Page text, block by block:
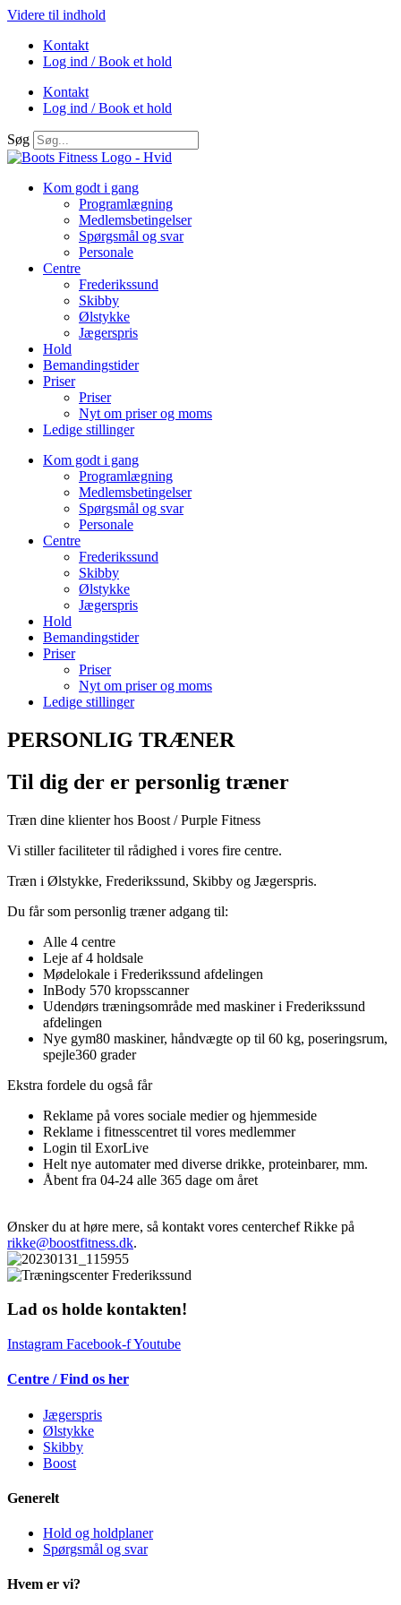
Videre til indhold
Kontakt
Log ind / Book et hold
Kontakt
Log ind / Book et hold
Søg
Kom godt i gang
Programlægning
Medlemsbetingelser
Spørgsmål og svar
Personale
Centre
Frederikssund
Skibby
Ølstykke
Jægerspris
Hold
Bemandingstider
Priser
Priser
Nyt om priser og moms
Ledige stillinger
Kom godt i gang
Programlægning
Medlemsbetingelser
Spørgsmål og svar
Personale
Centre
Frederikssund
Skibby
Ølstykke
Jægerspris
Hold
Bemandingstider
Priser
Priser
Nyt om priser og moms
Ledige stillinger
PERSONLIG TRÆNER
Til dig der er personlig træner
Træn dine klienter hos Boost / Purple Fitness
Vi stiller faciliteter til rådighed i vores fire centre.
Træn i Ølstykke, Frederikssund, Skibby og Jægerspris.
Du får som personlig træner adgang til:
Alle 4 centre
Leje af 4 holdsale
Mødelokale i Frederikssund afdelingen
InBody 570 kropsscanner
Udendørs træningsområde med maskiner i Frederikssund
afdelingen
Nye gym80 maskiner, håndvægte op til 60 kg, poseringsrum,
spejle360 grader
Ekstra fordele du også får
Reklame på vores sociale medier og hjemmeside
Reklame i fitnesscentret til vores medlemmer
Login til ExorLive
Helt nye automater med diverse drikke, proteinbarer, mm.
Åbent fra 04-24 alle 365 dage om året
Ønsker du at høre mere, så kontakt vores centerchef Rikke på
rikke@boostfitness.dk.
Lad os holde kontakten!
Instagram Facebook-fYoutube
Centre / Find os her
Jægerspris
Ølstykke
Skibby
Boost
Generelt
Hold og holdplaner
Spørgsmål og svar
Hvem er vi?